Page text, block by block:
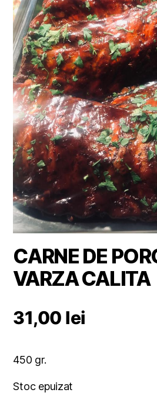
CARNE DE
VARZA CALITA
31,00 lei
450 gr.
Stoc epuizat